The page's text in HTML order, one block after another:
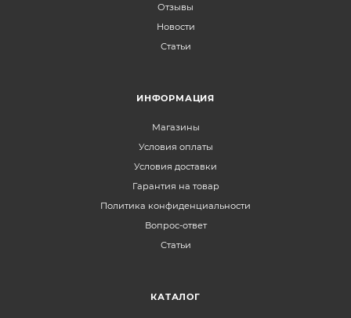
Отзывы
Новости
Статьи
ИНФОРМАЦИЯ
Магазины
Условия оплаты
Условия доставки
Гарантия на товар
Политика конфиденциальности
Вопрос-ответ
Статьи
КАТАЛОГ